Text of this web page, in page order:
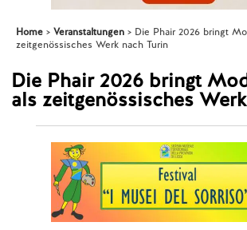
Home Veranstaltungen
Die Phair 2026 bringt
zeitgenössisches Werk nach Turin
Die Phair 2026 bringt
als zeitgenössisches